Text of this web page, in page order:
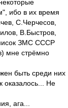
ибо в их время
С.Черчесов,
В.Быстров,
ЗМС СССР
мне стрёмно
быть среди них
оказалось... Не
ага...